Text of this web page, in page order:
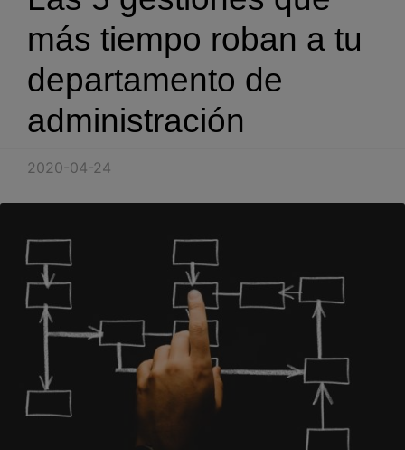
Recursos
Partners
Español
Hablemos
más tiempo roban a tu
departamento de
administración
2020-04-24